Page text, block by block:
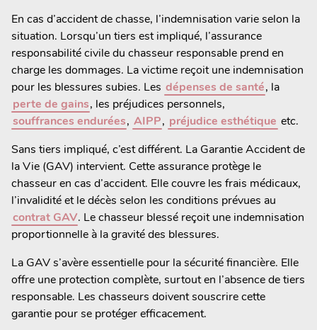
En cas d’accident de chasse, l’indemnisation varie selon la
situation. Lorsqu’un tiers est impliqué, l’assurance
responsabilité civile du chasseur responsable prend en
charge les dommages. La victime reçoit une indemnisation
pour les blessures subies. Les dépenses de santé, la
perte de gains, les préjudices personnels,
souffrances endurées, AIPP, préjudice esthétique etc.
Sans tiers impliqué, c’est différent. La Garantie Accident de
la Vie (GAV) intervient. Cette assurance protège le
chasseur en cas d’accident. Elle couvre les frais médicaux,
l’invalidité et le décès selon les conditions prévues au
contrat GAV. Le chasseur blessé reçoit une indemnisation
proportionnelle à la gravité des blessures.
La GAV s’avère essentielle pour la sécurité financière. Elle
offre une protection complète, surtout en l’absence de tiers
responsable. Les chasseurs doivent souscrire cette
garantie pour se protéger efficacement.